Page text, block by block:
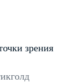
зрения